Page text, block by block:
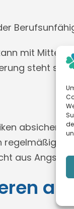
mit Mitte
steht sie
absichern
an
aus Angst,